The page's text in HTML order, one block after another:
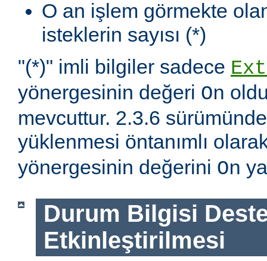
O an işlem görmekte
isteklerin sayısı (*)
"(*)" imli bilgiler sadece
yönergesinin değeri On
mevcuttur. 2.3.6
yüklenmesi öntanımlı
yönergesinin değerini On
Durum Bilgisi
Etkinleştirilmesi